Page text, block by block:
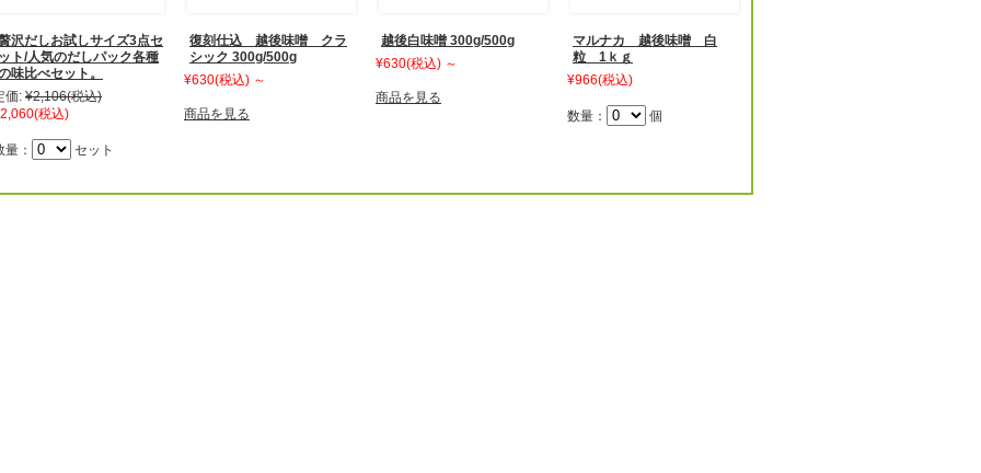
沢だしお試しサイズ3点セ
ト/人気のだしパック各種
味比べセット。
価: ¥2,106(税込)
(税込)
量： セット
復刻仕込 越後味噌 クラ
シック 300g/500g
¥630(税込) ～
商品を見る
越後白味噌 300g/500g
¥630(税込) ～
商品を見る
マルナカ 越後味噌 白
粒 1ｋｇ
¥966(税込)
数量： 個